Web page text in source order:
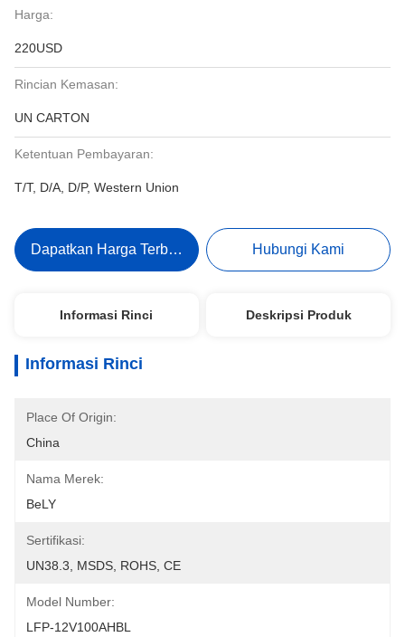
Harga:
220USD
Rincian Kemasan:
UN CARTON
Ketentuan Pembayaran:
T/T, D/A, D/P, Western Union
Dapatkan Harga Terbaik Hubungi Kami
Informasi Rinci Deskripsi Produk
Informasi Rinci
Place Of Origin:
China
Nama Merek:
BeLY
Sertifikasi:
UN38.3, MSDS, ROHS, CE
Model Number:
LFP-12V100AHBL